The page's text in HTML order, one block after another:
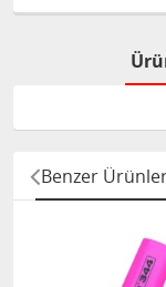
Benzer